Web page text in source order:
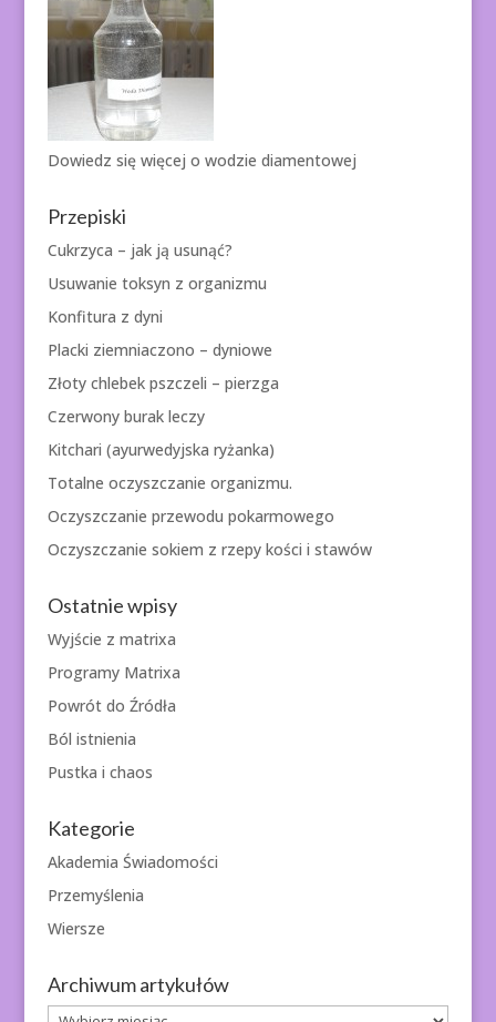
Dowiedz się więcej o wodzie diamentowej
Przepiski
Cukrzyca – jak ją usunąć?
Usuwanie toksyn z organizmu
Konfitura z dyni
Placki ziemniaczono – dyniowe
Złoty chlebek pszczeli – pierzga
Czerwony burak leczy
Kitchari (ayurwedyjska ryżanka)
Totalne oczyszczanie organizmu.
Oczyszczanie przewodu pokarmowego
Oczyszczanie sokiem z rzepy kości i stawów
Ostatnie wpisy
Wyjście z matrixa
Programy Matrixa
Powrót do Źródła
Ból istnienia
Pustka i chaos
Kategorie
Akademia Świadomości
Przemyślenia
Wiersze
Archiwum artykułów
Archiwum